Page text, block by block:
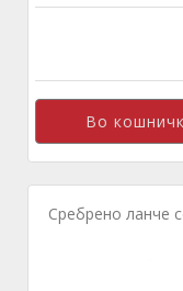
Сребрено ланче